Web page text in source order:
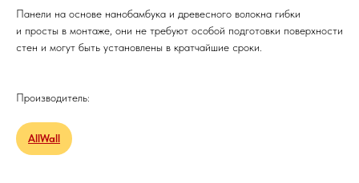
Панели на основе нанобамбука и древесного волокна гибки
и просты в монтаже, они не требуют особой подготовки поверхности
стен и могут быть установлены в кратчайшие сроки.
Производитель:
AllWall